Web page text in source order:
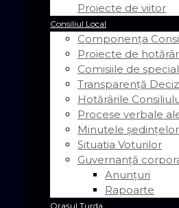
Proiecte de viitor
Consiliul Local
Componența
Proiecte de
Comisiile de
Transparență
Hotărârile
Procese verbale
Minutele ședințelor
Situatia Voturilor
Guvernanță
Anunțuri
Rapoarte
Orașul Turda